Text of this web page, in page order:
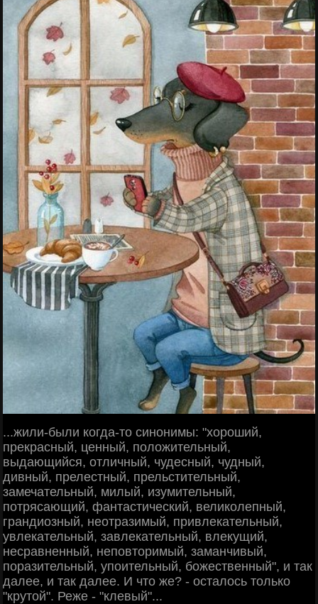
...жили-были когда-то синонимы: "хороший,
прекрасный, ценный, положительный,
выдающийся, отличный, чудесный, чудный,
дивный, прелестный, прельстительный,
замечательный, милый, изумительный,
потрясающий, фантастический, великолепный,
грандиозный, неотразимый, привлекательный,
увлекательный, завлекательный, влекущий,
несравненный, неповторимый, заманчивый,
поразительный, упоительный, божественный", и так
далее, и так далее. И что же? - осталось только
"крутой". Реже - "клевый"...